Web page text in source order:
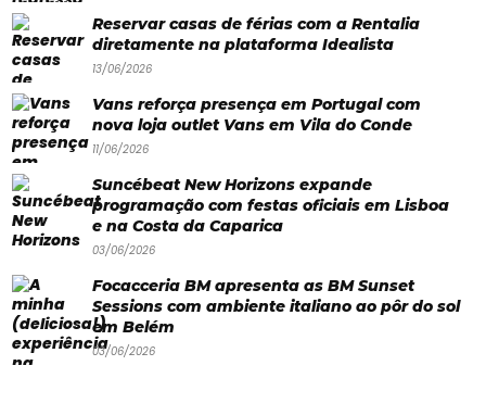
Restaurantes
Praias
Paradisíacas
Swimwear
Água
Bronzeado
Sun7
Reservar casas de férias com a Rentalia
diretamente na plataforma Idealista
13/06/2026
Vans reforça presença em Portugal com
nova loja outlet Vans em Vila do Conde
11/06/2026
Suncébeat New Horizons expande
programação com festas oficiais em Lisboa
e na Costa da Caparica
03/06/2026
Focacceria BM apresenta as BM Sunset
Sessions com ambiente italiano ao pôr do sol
em Belém
03/06/2026